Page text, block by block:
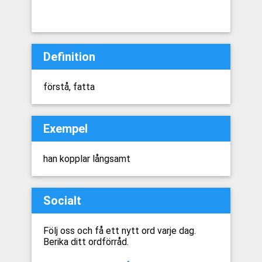
Definition
förstå, fatta
Exempel
han kopplar långsamt
Socialt
Följ oss och få ett nytt ord varje dag.
Berika ditt ordförråd.